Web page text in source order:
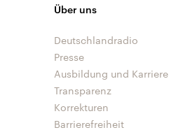
Über uns
Deutschlandradio
Presse
Ausbildung und Karriere
Transparenz
Korrekturen
Barrierefreiheit